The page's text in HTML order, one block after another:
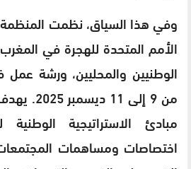
وفي هذا السياق، نظمت المنظمة
الأمم المتحدة للهجرة في
الوطنيين والمحليين، ورشة
من 9 إلى
مبادئ الاستراتيجية
اختصاصات ومساهمات